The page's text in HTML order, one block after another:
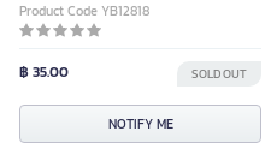
Product Code YB12818
฿ 35.00 SOLD OUT
NOTIFY ME